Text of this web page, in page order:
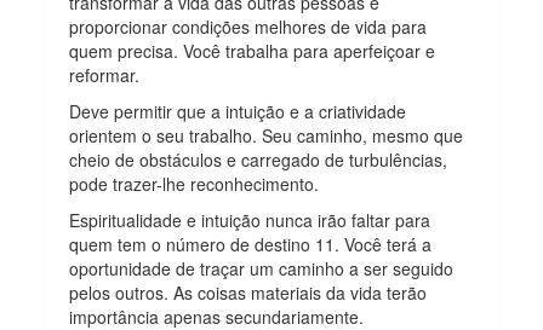
proporcionar condições melhores de vida para
quem precisa. Você trabalha para aperfeiçoar e
reformar.
Deve permitir que a intuição e a criatividade
orientem o seu trabalho. Seu caminho, mesmo que
cheio de obstáculos e carregado de turbulências,
pode trazer-lhe reconhecimento.
Espiritualidade e intuição nunca irão faltar para
quem tem o número de destino 11. Você terá a
oportunidade de traçar um caminho a ser seguido
pelos outros. As coisas materiais da vida terão
importância apenas secundariamente.